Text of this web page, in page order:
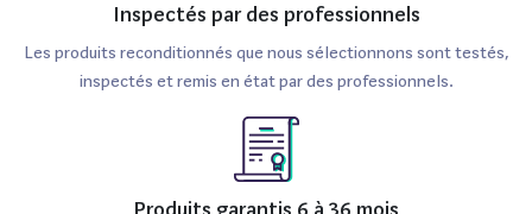
Inspectés par des professionnels
Les produits reconditionnés que nous sélectionnons sont testés,
inspectés et remis en état par des professionnels.
Produits garantis 6 à 36 mois